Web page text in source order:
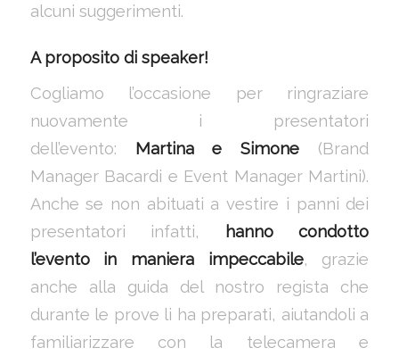
alcuni suggerimenti.
A proposito di speaker!
Cogliamo l’occasione per ringraziare
nuovamente i presentatori
dell’evento:
Martina e Simone (Brand
Manager Bacardi e Event Manager Martini).
Anche se non abituati a vestire i panni dei
presentatori infatti,
hanno condotto
l’evento in maniera impeccabile, grazie
anche alla guida del nostro regista che
durante le prove li ha preparati, aiutandoli a
familiarizzare con la telecamera e